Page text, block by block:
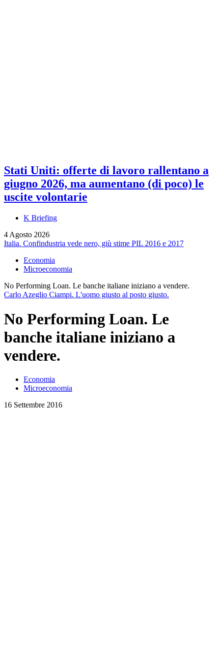
Stati Uniti: offerte di lavoro rallentano a
giugno 2026, ma aumentano (di poco) le
uscite volontarie
K Briefing
4 Agosto 2026
Italia. Confindustria vede nero, giù stime PIL 2016 e 2017
Economia
Microeconomia
No Performing Loan. Le banche italiane iniziano a vendere.
Carlo Azeglio Ciampi. L'uomo giusto al posto giusto.
No Performing Loan. Le
banche italiane iniziano a
vendere.
Economia
Microeconomia
16 Settembre 2016